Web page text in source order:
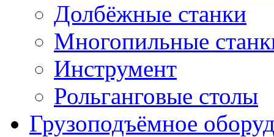
Долбёжные станки
Многопильные
Инструмент
Рольганговые столы
Грузоподъёмное